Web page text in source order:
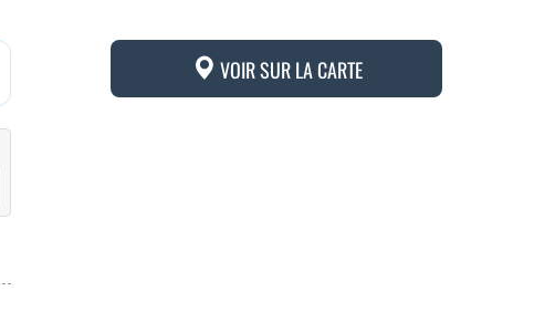
VOIR SUR LA CARTE